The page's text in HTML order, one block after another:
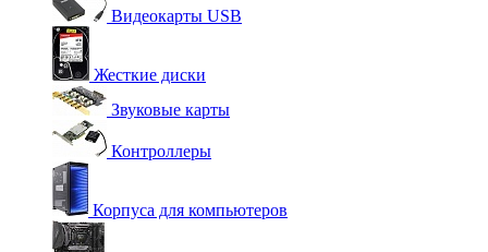
Видеокарты USB
Жесткие диски
Звуковые карты
Контроллеры
Корпуса для компьютеров